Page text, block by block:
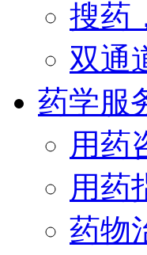
搜药
双通
药学服
用药
用药
药物